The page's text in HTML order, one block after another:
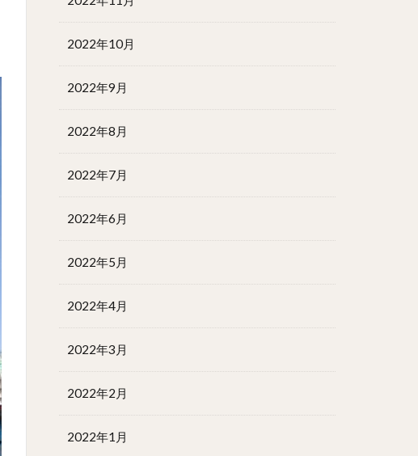
2022年10月
2022年9月
2022年8月
2022年7月
2022年6月
2022年5月
2022年4月
2022年3月
2022年2月
2022年1月